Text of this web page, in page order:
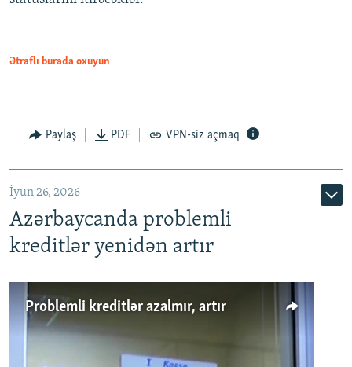
Auto 240p 360p 480p
720p 1080p
Ətraflı burada oxuyun
Paylaş PDF VPN-siz açmaq
İyun 26, 2026
Azərbaycanda problemli
kreditlər yenidən artır
Problemli kreditlər azalmır, artır